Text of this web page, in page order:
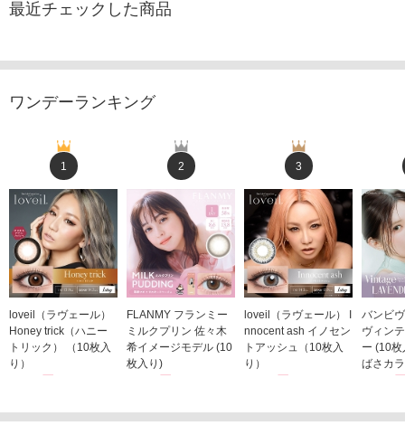
最近チェックした商品
ワンデーランキング
1
loveil（ラヴェール）
Honey trick（ハニー
トリック） （10枚入
り）
2
FLANMY フランミー
ミルクプリン 佐々木
希イメージモデル (10
枚入り)
3
loveil（ラヴェール） I
nnocent ash イノセン
トアッシュ（10枚入
り）
バンビ
ヴィン
ー (10
ばさカ